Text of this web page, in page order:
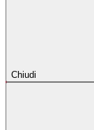
Chiudi